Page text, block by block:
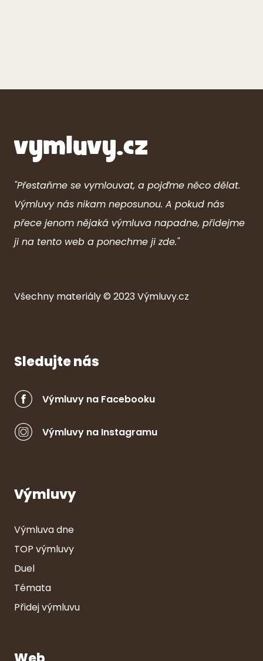
"Přestaňme se vymlouvat, a pojďme něco dělat.
Výmluvy nás nikam neposunou. A pokud nás
přece jenom nějaká výmluva napadne, přidejme
ji na tento web a ponechme ji zde."
Všechny materiály © 2023Výmluvy.cz
Sledujte nás
Výmluvy na Facebooku
Výmluvy na Instagramu
Výmluvy
Výmluva dne
TOP výmluvy
Duel
Témata
Přidej výmluvu